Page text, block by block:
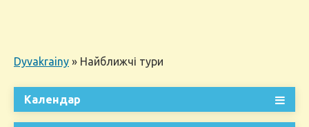
Dyvakrainy » Найближчі тури
Календар